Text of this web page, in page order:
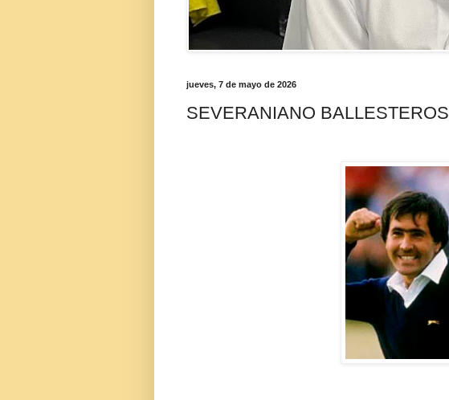
jueves, 7 de mayo de 2026
SEVERANIANO BALLESTEROS